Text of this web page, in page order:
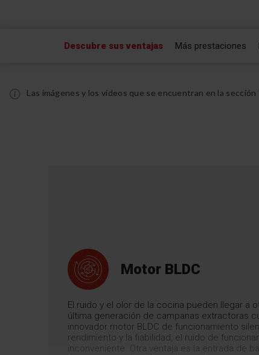
Descubre sus ventajas Más prestaciones
Las imágenes y los vídeos que se encuentran en la
Motor BLDC
El ruido y el olor de la cocina pueden llegar a
última generación de campanas extractoras
innovador motor BLDC de funcionamiento
rendimiento y la fiabilidad, el ruido de
inconveniente. Otra ventaja es la entrada de